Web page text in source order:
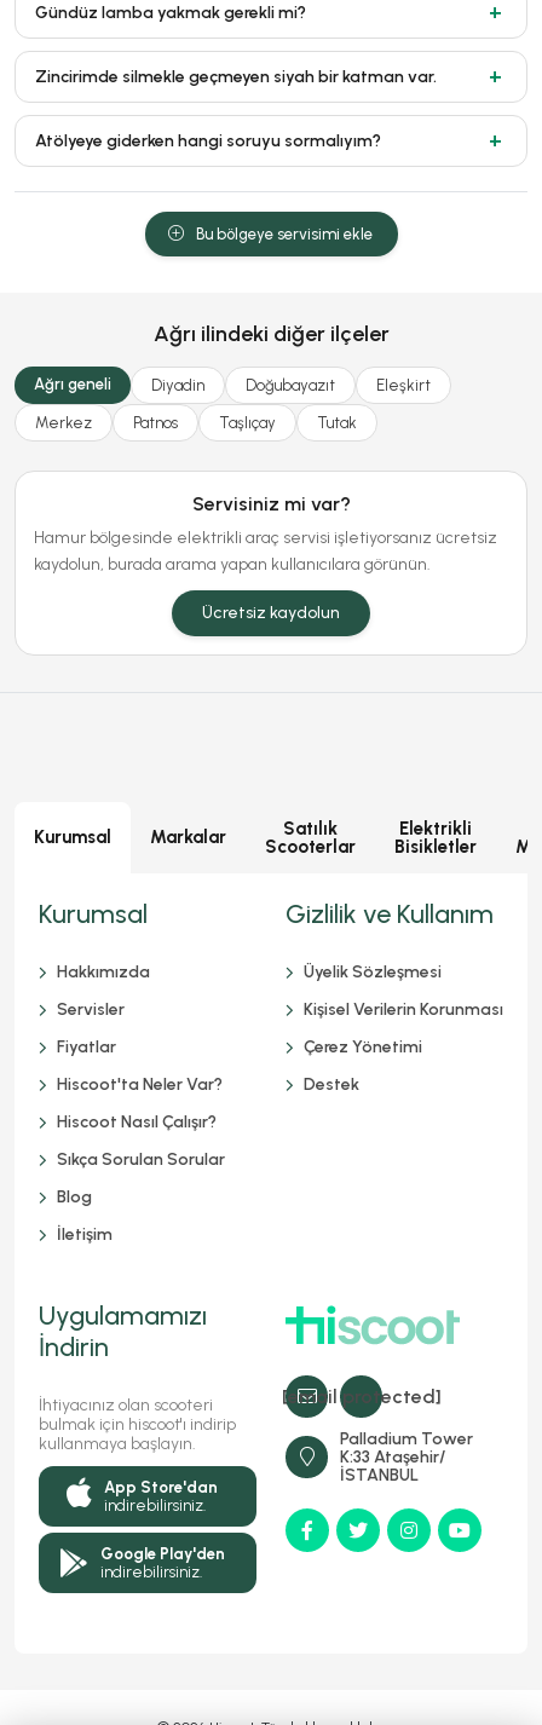
Gündüz lamba yakmak gerekli mi?
Zincirimde silmekle geçmeyen siyah bir katman var.
Atölyeye giderken hangi soruyu sormalıyım?
Bu bölgeye servisimi ekle
Ağrı ilindeki diğer ilçeler
Ağrı geneli Diyadin Doğubayazıt Eleşkirt
Merkez Patnos Taşlıçay Tutak
Servisiniz mi var?
Hamur bölgesinde elektrikli araç servisi işletiyorsanız ücretsiz
kaydolun, burada arama yapan kullanıcılara görünün.
Ücretsiz kaydolun
Kurumsal Markalar
Satılık
Scooterlar
Elektrikli
Bisikletler
[email protected]
Palladium Tower
K:33 Ataşehir/
İSTANBUL
Kurumsal
Hakkımızda
Servisler
Fiyatlar
Hiscoot'ta Neler Var?
Hiscoot Nasıl Çalışır?
Sıkça Sorulan Sorular
Blog
İletişim
Gizlilik ve Kullanım
Üyelik Sözleşmesi
Kişisel Verilerin Korunması
Çerez Yönetimi
Destek
Uygulamamızı
İndirin
İhtiyacınız olan scooteri
bulmak için hiscoot'ı indirip
kullanmaya başlayın.
App Store'dan
indirebilirsiniz.
Google Play'den
indirebilirsiniz.